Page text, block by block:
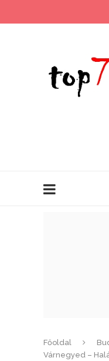
Főoldal
Várnegyed –